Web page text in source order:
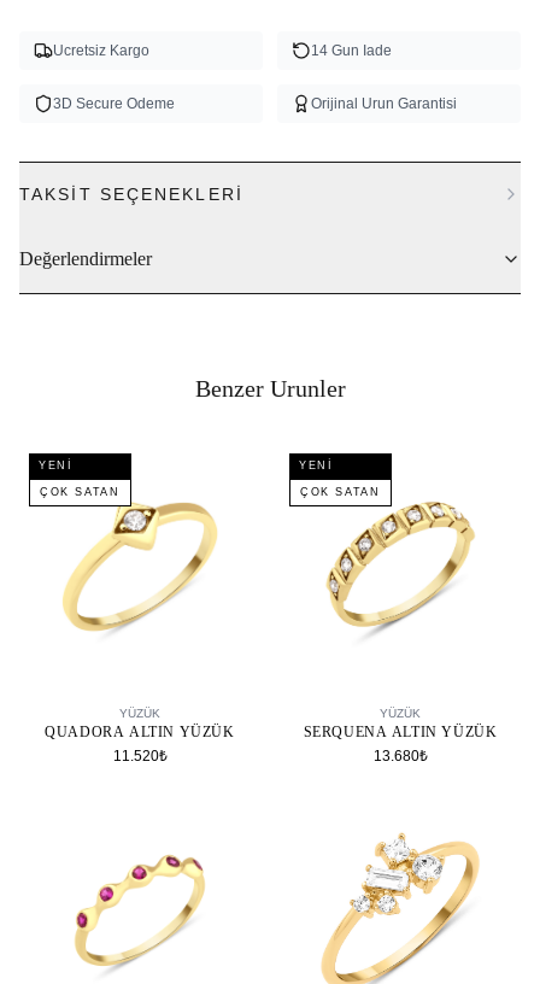
Ucretsiz Kargo 14 Gun Iade
3D Secure Odeme Orijinal Urun Garantisi
TAKSIT SEÇENEKLERI
Değerlendirmeler
Benzer Urunler
YENI
ÇOK SATAN
YÜZÜK
QUADORA ALTIN YÜZÜK
11.520₺
YENI
ÇOK SATAN
YÜZÜK
SERQUENA ALTIN YÜZÜK
13.680₺